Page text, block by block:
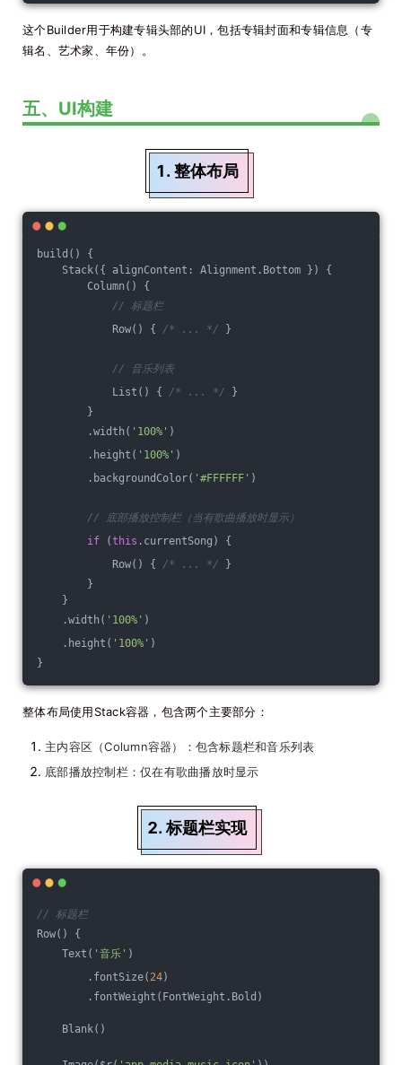
这个Builder用于构建专辑头部的UI，包括专辑封面和专辑信息（专
辑名、艺术家、年份）。
五、UI构建
1. 整体布局
build() {
Stack({ alignContent: Alignment.Bottom }) {
Column() {
// 标题栏
Row() { /* ... */ }
// 音乐列表
List() { /* ... */ }
}
.width( '100%' )
.height( '100%' )
.backgroundColor( '#FFFFFF' )
// 底部播放控制栏（当有歌曲播放时显示）
if (this .currentSong) {
Row() { /* ... */ }
}
}
.width( '100%' )
.height( '100%' )
}
整体布局使用Stack容器，包含两个主要部分：
主内容区（Column容器）：包含标题栏和音乐列表
底部播放控制栏：仅在有歌曲播放时显示
2. 标题栏实现
// 标题栏
Row() {
Text( '音乐' )
.fontSize( 24)
.fontWeight(FontWeight.Bold)
Blank()